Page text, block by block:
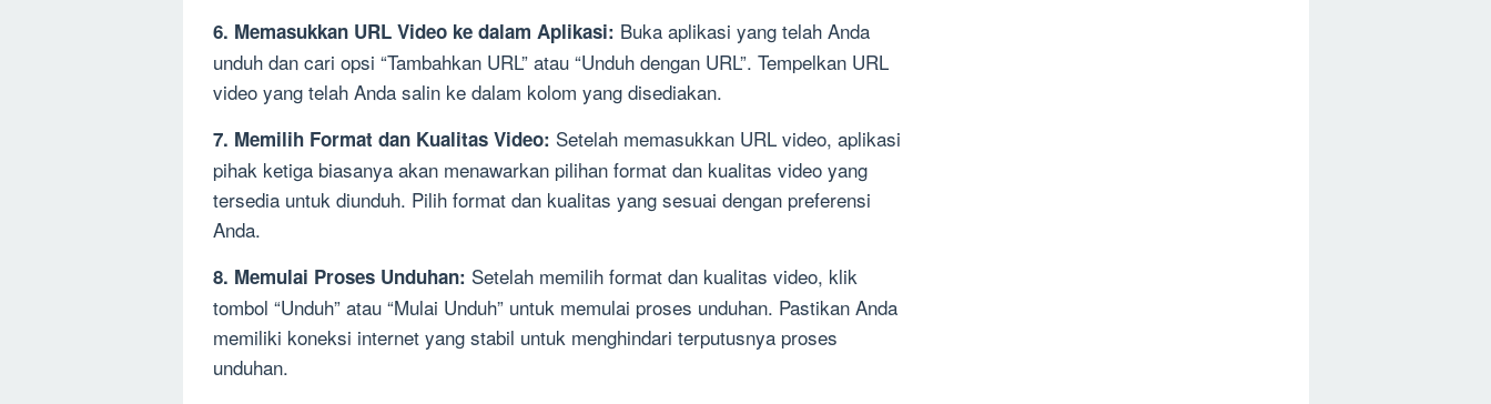
6. Memasukkan URL Video ke dalam Aplikasi: Buka aplikasi yang telah Anda
unduh dan cari opsi “Tambahkan URL” atau “Unduh dengan URL”. Tempelkan URL
video yang telah Anda salin ke dalam kolom yang disediakan.
7. Memilih Format dan Kualitas Video: Setelah memasukkan URL video, aplikasi
pihak ketiga biasanya akan menawarkan pilihan format dan kualitas video yang
tersedia untuk diunduh. Pilih format dan kualitas yang sesuai dengan preferensi
Anda.
8. Memulai Proses Unduhan: Setelah memilih format dan kualitas video, klik
tombol “Unduh” atau “Mulai Unduh” untuk memulai proses unduhan. Pastikan Anda
memiliki koneksi internet yang stabil untuk menghindari terputusnya proses
unduhan.